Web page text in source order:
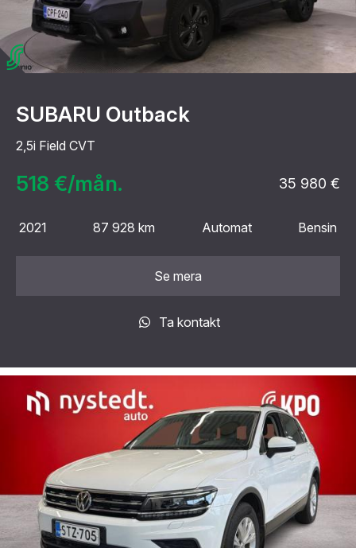
SUBARU Outback
2,5i Field CVT
518 €/mån. 35 980 €
2021 87 928 km Automat Bensin
Se mera
Ta kontakt